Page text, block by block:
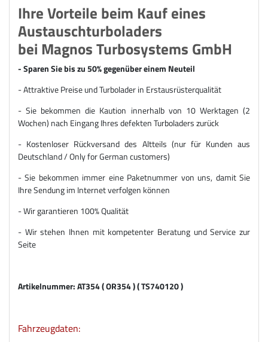
Ihre Vorteile beim Kauf eines
Austauschturboladers
bei Magnos Turbosystems GmbH
- Sparen Sie bis zu 50% gegenüber einem Neuteil
- Attraktive Preise und Turbolader in Erstausrüsterqualität
- Sie bekommen die Kaution innerhalb von 10 Werktagen (2
Wochen) nach Eingang Ihres defekten Turboladers zurück
- Kostenloser Rückversand des Altteils (nur für Kunden aus
Deutschland / Only for German customers)
- Sie bekommen immer eine Paketnummer von uns, damit Sie
Ihre Sendung im Internet verfolgen können
- Wir garantieren 100% Qualität
- Wir stehen Ihnen mit kompetenter Beratung und Service zur
Seite
Artikelnummer: AT354 ( OR354 ) ( TS740120 )
Fahrzeugdaten: